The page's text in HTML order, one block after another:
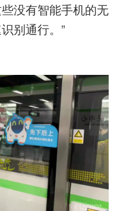
没有智能手机的无
别通行。”